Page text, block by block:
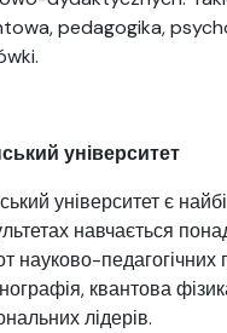
pedagogika,
університет
університет є
навчається
науково-педагогічних
квантова
лідерів.